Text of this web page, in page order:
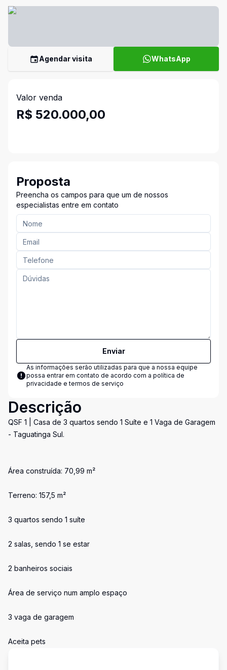
Agendar visita WhatsApp
Valor venda
R$ 520.000,00
Proposta
Preencha os campos para que um de nossos
especialistas entre em contato
Enviar
As informações serão utilizadas para que a nossa equipe
possa entrar em contato de acordo com a política de
privacidade e termos de serviço
Descrição
QSF 1 | Casa de 3 quartos sendo 1 Suíte e 1 Vaga de Garagem
- Taguatinga Sul.
Área construída: 70,99 m²
Terreno: 157,5 m²
3 quartos sendo 1 suíte
2 salas, sendo 1 se estar
2 banheiros sociais
Área de serviço num amplo espaço
3 vaga de garagem
Aceita pets